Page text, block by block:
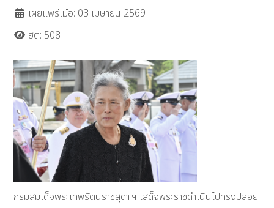
เผยแพร่เมื่อ: 03 เมษายน 2569
ฮิต: 508
กรมสมเด็จพระเทพรัตนราชสุดา ฯ เสด็จพระราชดำเนินไปทรงปล่อย